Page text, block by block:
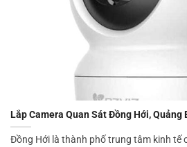
Lắp Camera Quan Sát Đồng Hới, Quảng
Đồng Hới là thành phố trung tâm kinh tế